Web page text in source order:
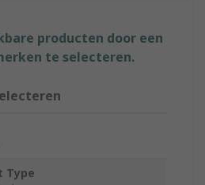
producten door een
te selecteren.
Type